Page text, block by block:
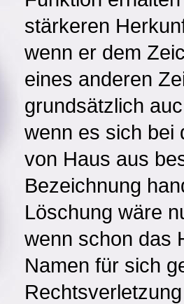
stärkeren
wenn er dem
eines anderen
grundsätzlich
wenn es sich bei
von Haus aus
Bezeichnung
Löschung wäre
wenn schon das
Namen für sich